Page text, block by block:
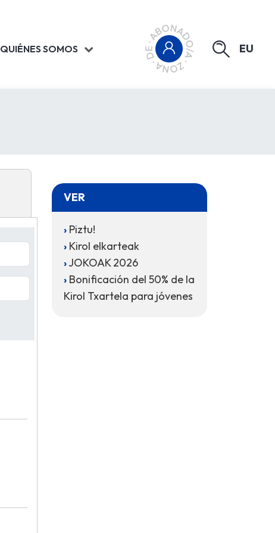
QUIÉNES SOMOS EU
VER
Piztu!
Kirol elkarteak
JOKOAK 2026
Bonificación del 50% de la
Kirol Txartela para jóvenes